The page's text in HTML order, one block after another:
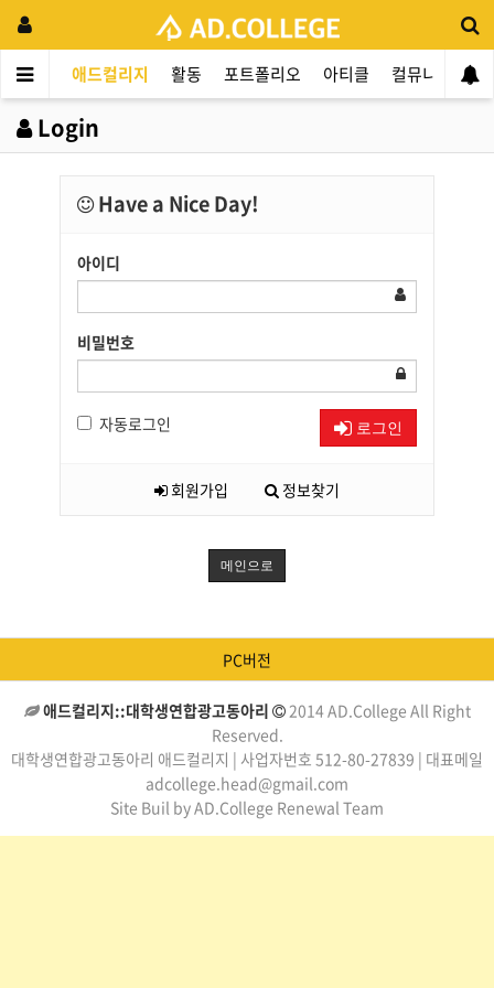
애드컬리지 활동 포트폴리오 아티클 컬뮤니티
Login
Have a Nice Day!
아이디
비밀번호
자동로그인 로그인
회원가입 정보찾기
메인으로
PC버전
애드컬리지::대학생연합광고동아리
2014 AD.College All Right
Reserved.
대학생연합광고동아리 애드컬리지 | 사업자번호 512-80-27839 | 대표메일
adcollege.head@gmail.com
Site Buil by AD.College Renewal Team